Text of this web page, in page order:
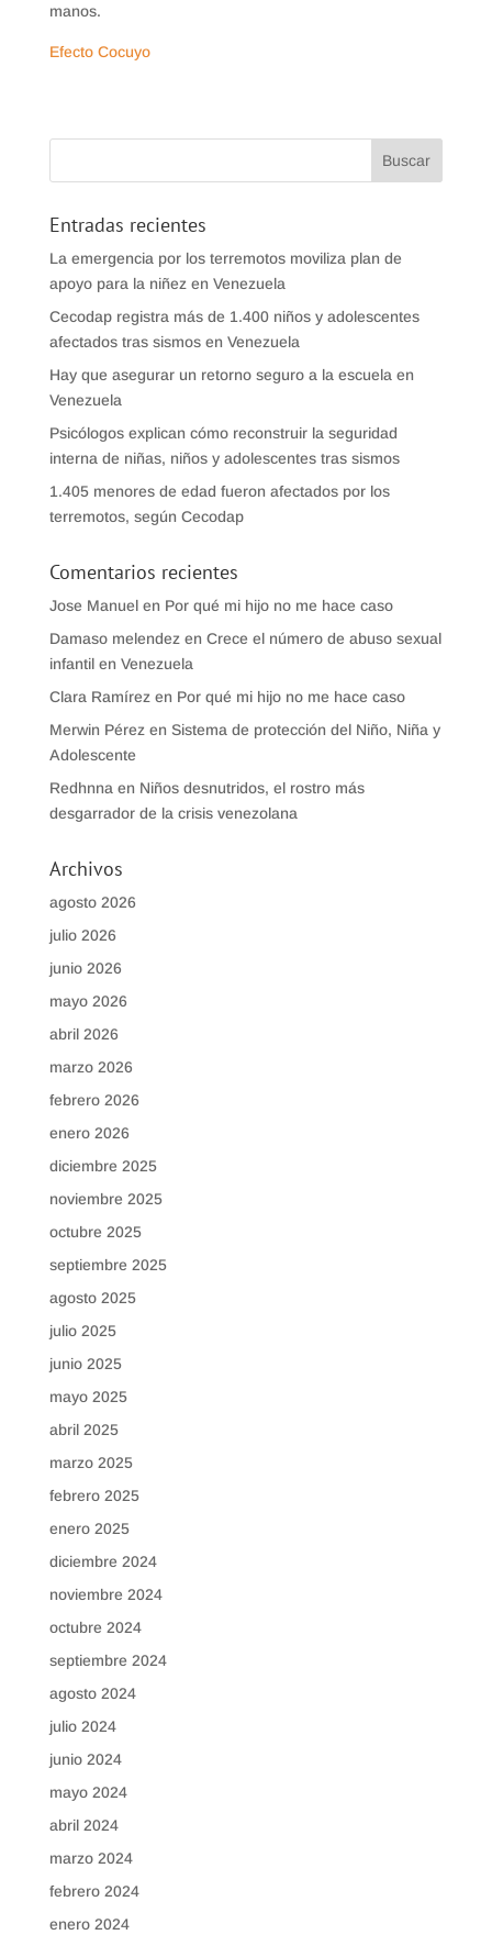
manos.
Efecto Cocuyo
Entradas recientes
La emergencia por los terremotos moviliza plan de
apoyo para la niñez en Venezuela
Cecodap registra más de 1.400 niños y adolescentes
afectados tras sismos en Venezuela
Hay que asegurar un retorno seguro a la escuela en
Venezuela
Psicólogos explican cómo reconstruir la seguridad
interna de niñas, niños y adolescentes tras sismos
1.405 menores de edad fueron afectados por los
terremotos, según Cecodap
Comentarios recientes
Jose Manuelen Por qué mi hijo no me hace caso
Damaso melendez en Crece el número de abuso sexual
infantil en Venezuela
Clara Ramírez en Por qué mi hijo no me hace caso
Merwin Pérez en Sistema de protección del Niño, Niña y
Adolescente
Redhnna en Niños desnutridos, el rostro más
desgarrador de la crisis venezolana
Archivos
agosto 2026
julio 2026
junio 2026
mayo 2026
abril 2026
marzo 2026
febrero 2026
enero 2026
diciembre 2025
noviembre 2025
octubre 2025
septiembre 2025
agosto 2025
julio 2025
junio 2025
mayo 2025
abril 2025
marzo 2025
febrero 2025
enero 2025
diciembre 2024
noviembre 2024
octubre 2024
septiembre 2024
agosto 2024
julio 2024
junio 2024
mayo 2024
abril 2024
marzo 2024
febrero 2024
enero 2024